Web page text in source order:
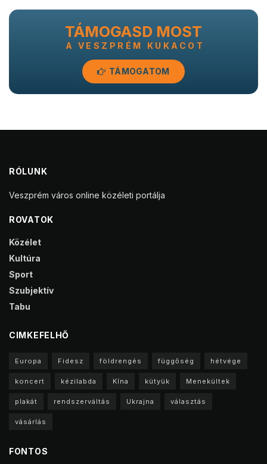
TÁMOGASD MOST
A VESZPRÉM KUKACOT
TÁMOGATOM
RÓLUNK
Veszprém város online közéleti portálja
ROVATOK
Közélet
Kultúra
Sport
Szubjektív
Tabu
CIMKEFELHŐ
Europa Fidesz földrengés függőség hétvége
koncert kézilabda Kína kütyük Menekültek
plakát rendszerváltás Ukrajna választás
vásárlás
FONTOS